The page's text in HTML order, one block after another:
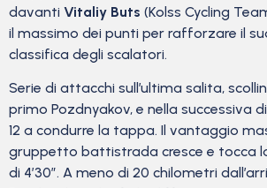
davanti Vitaliy Buts (Kolss Cycling
il massimo dei punti per rafforzare il
classifica degli scalatori.
Serie di attacchi sull’ultima salita,
primo Pozdnyakov, e nella successiva
12 a condurre la tappa. Il vantaggio
gruppetto battistrada cresce e tocca
di 4’30”. A meno di 20 chilometri